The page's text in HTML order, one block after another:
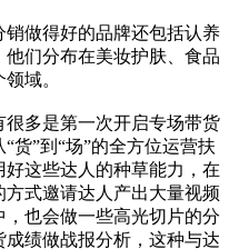
做得好的品牌还包括认养
们分布在美妆护肤、食品
域。
多是第一次开启专场带货
货”到“场”的全方位运营扶
这些达人的种草能力，在
式邀请达人产出大量视频
也会做一些高光切片的分
绩做战报分析，这种与达